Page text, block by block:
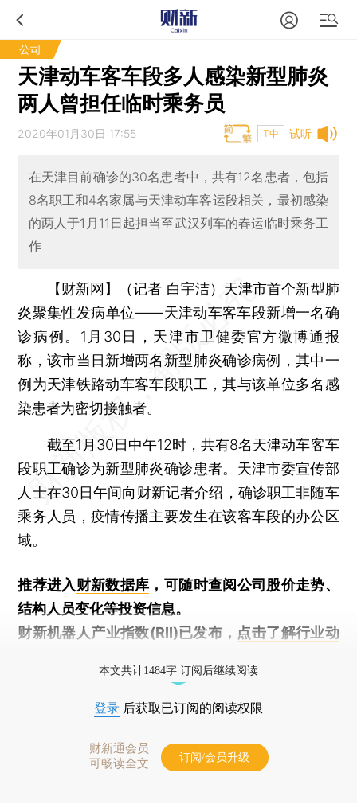
公司
天津动车客车段多人感染新型肺炎
两人曾担任临时乘务员
试听
2020年01月30日 17:55 T中
在天津目前确诊的30名患者中，共有12名患者，包括
8名职工和4名家属与天津动车客运段相关，最初感染
的两人于1月11日起担当至武汉列车的春运临时乘务工
作
【财新网】（记者 白宇洁） 天津市首个新型肺
炎聚集性发病单位——天津动车客车段新增一名确
诊病例。1月30日，天津市卫健委官方微博通报
称，该市当日新增两名新型肺炎确诊病例，其中一
例为天津铁路动车客车段职工，其与该单位多名感
染患者为密切接触者。
截至1月30日中午12时，共有8名天津动车客车
段职工确诊为新型肺炎确诊患者。天津市委宣传部
人士在30日午间向财新记者介绍，确诊职工非随车
乘务人员，疫情传播主要发生在该客车段的办公区
域。
推荐进入财新数据库 ，可随时查阅公司股价走势、
结构人员变化等投资信息。
财新机器人产业指数(RII)已发布， 点击了解行业动
本文共计1484字 订阅后继续阅读
登录 后获取已订阅的阅读权限
财新通会员
可畅读全文
订阅/会员升级